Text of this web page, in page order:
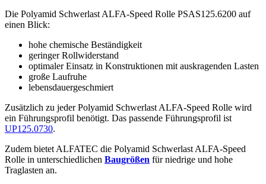
Die Polyamid Schwerlast ALFA-Speed Rolle PSAS125.6200 auf
einen Blick:
hohe chemische Beständigkeit
geringer Rollwiderstand
optimaler Einsatz in Konstruktionen mit auskragenden Lasten
große Laufruhe
lebensdauergeschmiert
Zusätzlich zu jeder Polyamid Schwerlast ALFA-Speed Rolle wird
ein Führungsprofil benötigt. Das passende Führungsprofil ist
UP125.0730.
Zudem bietet ALFATEC die Polyamid Schwerlast ALFA-Speed
Rolle in unterschiedlichen Baugrößen für niedrige und hohe
Traglasten an.